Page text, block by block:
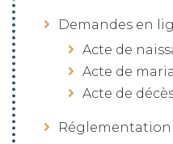
Demandes en
Acte de
Acte de
Acte de